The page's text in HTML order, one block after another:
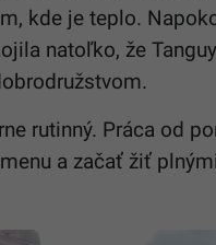
kde je teplo.
natoľko, že
rutinný. Práca od
a začať žiť